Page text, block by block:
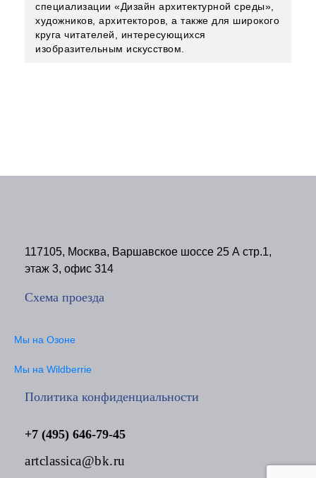
специализации «Дизайн архитектурной среды»,
художников, архитекторов, а также для широкого
круга читателей, интересующихся
изобразительным искусством.
117105, Москва, Варшавское шоссе 25 А стр.1,
этаж 3, офис 314
Схема проезда
Мы на Озоне
Мы на Wildberrie
Политика конфиденциальности
+7 (495) 646-79-45
artclassica@bk.ru